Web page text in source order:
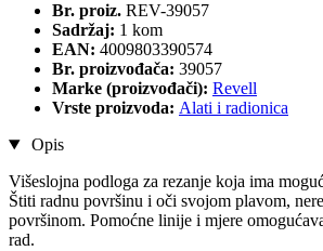
Br. proiz. REV-39057
Sadržaj: 1 kom
EAN: 4009803390574
Br. proizvođača: 39057
Marke (proizvođači): Revell
Vrste proizvoda: Alati i radionica
Opis
Višeslojna podloga za rezanje koja ima
Štiti radnu površinu i oči svojom plavom,
površinom. Pomoćne linije i mjere
rad.